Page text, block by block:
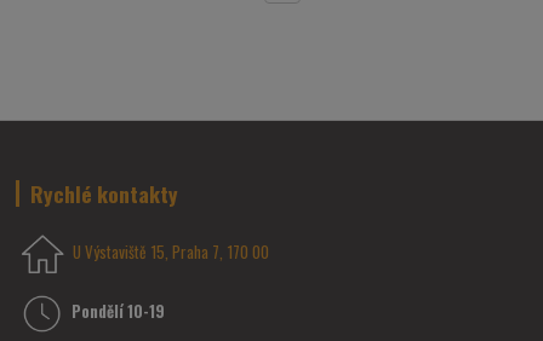
Rychlé kontakty
U Výstaviště 15, Praha 7, 170 00
Pondělí 10-19